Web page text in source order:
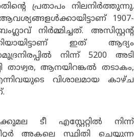
പ്രതാപം നിലനിർത്തുന്നു.
1907-
നിർമ്മിച്ചത്. അസിസ്റ്റൻ്റ്
ഇത് ആദ്യം
നിന്ന് 5200 അടി
താഴ്വര, ആനയിറങ്കൽ തടാകം,
വിശാലമായ കാഴ്ച
ടീ എസ്റ്റേറ്റിൽ നിന്ന്
അകലെ സ്ഥിതി ചെയ്യുന്ന